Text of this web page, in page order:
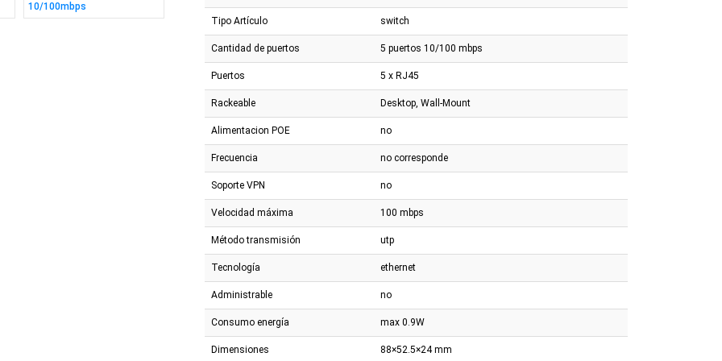
10/100mbps
10/100mbps
Puertos Poe+ y 2 SFP
Gigabit
Gigabit
Tipo Artículo switch
Cantidad de puertos 5 puertos 10/100 mbps
Puertos 5 x RJ45
Rackeable Desktop, Wall-Mount
Alimentacion POE no
Frecuencia no corresponde
Soporte VPN no
Velocidad máxima 100 mbps
Método transmisión utp
Tecnología ethernet
Administrable no
Consumo energía max 0.9W
Dimensiones 88×52.5×24 mm